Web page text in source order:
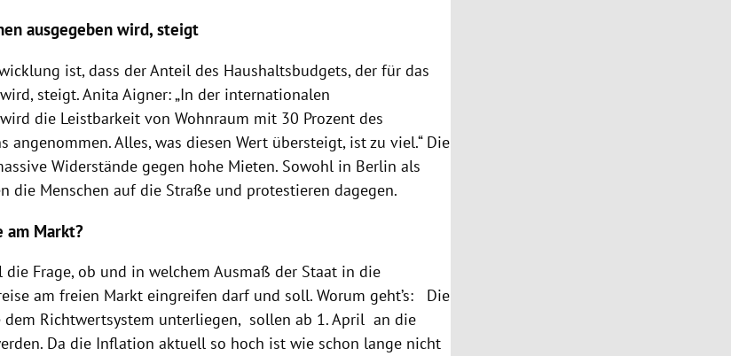
ausgegeben wird, steigt
ist, dass der Anteil des Haushaltsbudgets, der für das
steigt. Anita Aigner: „In der internationalen
die Leistbarkeit von Wohnraum mit 30 Prozent des
angenommen. Alles, was diesen Wert übersteigt, ist zu viel.“ Die
Widerstände gegen hohe Mieten. Sowohl in Berlin als
die Menschen auf die Straße und protestieren dagegen.
am Markt?
Frage, ob und in welchem Ausmaß der Staat in die
am freien Markt eingreifen darf und soll. Worum geht’s: Die
dem Richtwertsystem unterliegen, sollen ab 1. April an die
Da die Inflation aktuell so hoch ist wie schon lange nicht